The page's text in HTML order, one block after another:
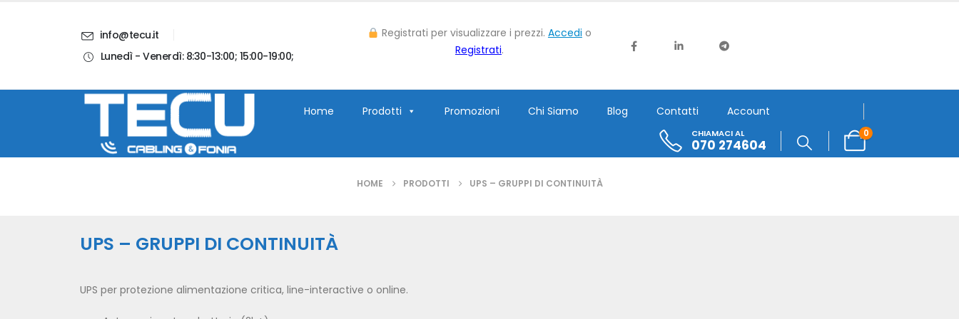
info@tecu.it
Lunedì - Venerdì: 8:30-13:00; 15:00-19:00;
Registrati per visualizzare i prezzi. Accedi o
Registrati.
Home Prodotti Promozioni Chi Siamo Blog Contatti Account
CHIAMACI AL
070 274604
0
HOME PRODOTTI UPS – GRUPPI DI CONTINUITÀ
UPS – GRUPPI DI CONTINUITÀ
UPS per protezione alimentazione critica, line-interactive o online.
Blog Contatti Account